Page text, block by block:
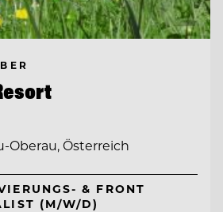
Oberau, Österreich
& FRONT
(M/W/D)